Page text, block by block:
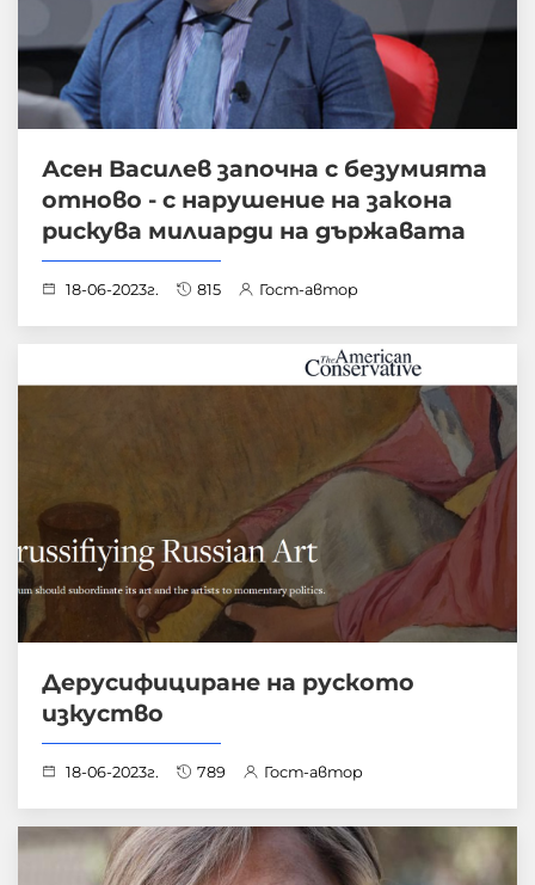
Асен Василев започна с безумията
отново - с нарушение на закона
рискува милиарди на държавата
18-06-2023г. 815 Гост-автор
Дерусифициране на руското
изкуство
18-06-2023г. 789 Гост-автор